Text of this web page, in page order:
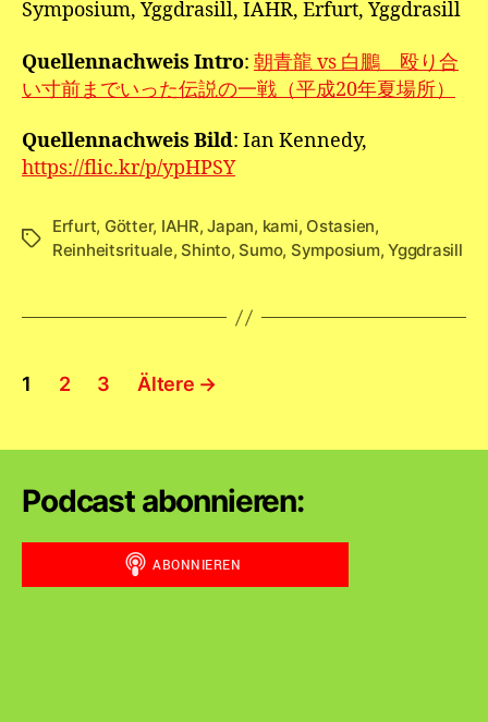
Symposium, Yggdrasill, IAHR, Erfurt, Yggdrasill
Quellennachweis Intro: 朝青龍 vs 白鵬 殴り合
い寸前までいった伝説の一戦（平成20年夏場所）
Quellennachweis Bild: Ian Kennedy,
https://flic.kr/p/ypHPSY
Schlagwörter
Erfurt, Götter, IAHR,Japan, kami, Ostasien,
Reinheitsrituale, Shinto, Sumo, Symposium,Yggdrasill
Seitennummerierung
Beiträge
1 2 3 Ältere →
Podcast abonnieren: